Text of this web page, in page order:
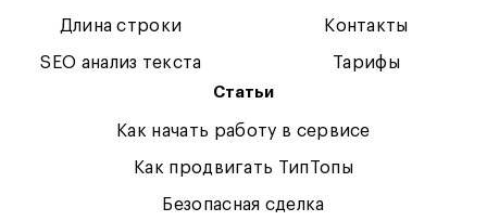
Длина строки
SEO анализ текста
Контакты
Тарифы
Статьи
Как начать работу в сервисе
Как продвигать ТипТопы
Безопасная сделка